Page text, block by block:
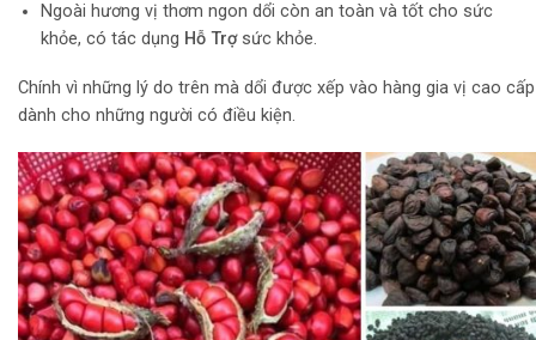
Ngoài hương vị thơm ngon dổi còn an toàn và tốt cho sức
khỏe, có tác dụng Hỗ Trợsức khỏe.
Chính vì những lý do trên mà dổi được xếp vào hàng gia vị cao cấp
dành cho những người có điều kiện.